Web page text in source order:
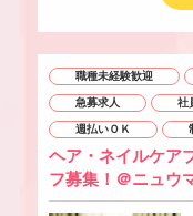
職種未経験歓迎
急募求人 社
週払いＯＫ
ヘア・ネイルケア
フ募集！＠ニュウ